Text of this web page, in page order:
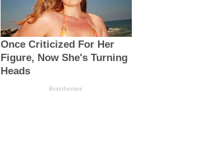
Once Criticized For Her
Figure, Now She's Turning
Heads
Brainberries